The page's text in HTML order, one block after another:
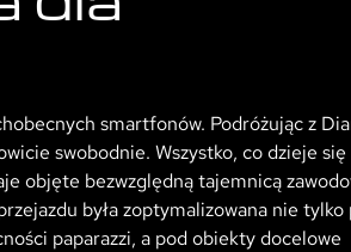
smartfonów. Podróżując z
swobodnie. Wszystko, co dzieje
objęte bezwzględną tajemnicą
była zoptymalizowana nie tylko
paparazzi, a pod obiekty docelowe